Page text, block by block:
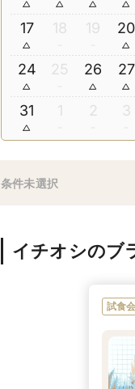
17 18 19 20
24 25 26 27
31 1 2 3
条件未選択
イチオシのブ
試食会